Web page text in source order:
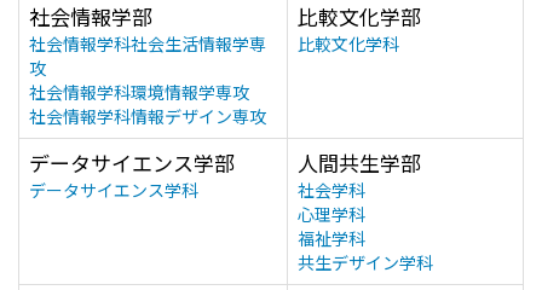
社会情報学部
社会情報学科社会生活情報学専
攻
社会情報学科環境情報学専攻
社会情報学科情報デザイン専攻
比較文化学部
比較文化学科
データサイエンス学部
データサイエンス学科
人間共生学部
社会学科
心理学科
福祉学科
共生デザイン学科